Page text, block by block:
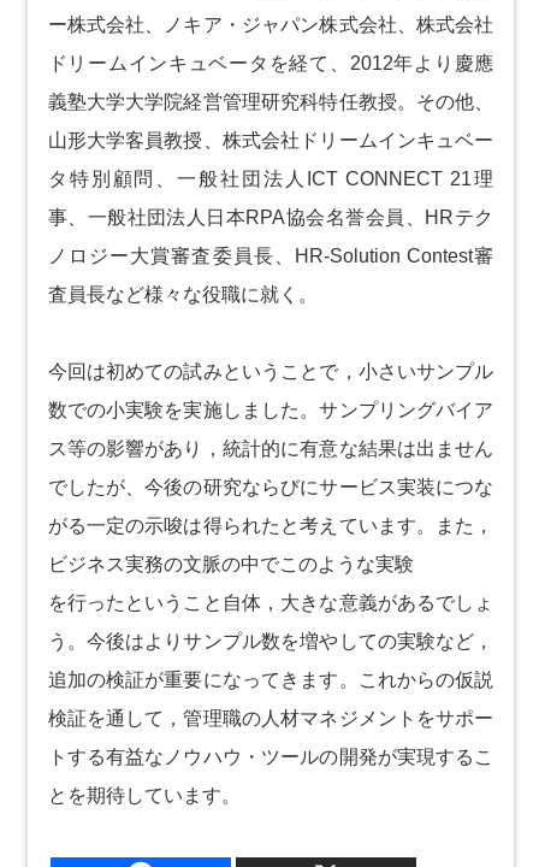
ー株式会社、ノキア・ジャパン株式会社、株式会社
ドリームインキュベータを経て、2012年より慶應
義塾大学大学院経営管理研究科特任教授。その他、
山形大学客員教授、株式会社ドリームインキュベー
タ特別顧問、一般社団法人ICT CONNECT 21理
事、一般社団法人日本RPA協会名誉会員、HRテク
ノロジー大賞審査委員長、HR-Solution Contest審
査員長など様々な役職に就く。
今回は初めての試みということで，小さいサンプル
数での小実験を実施しました。サンプリングバイア
ス等の影響があり，統計的に有意な結果は出ません
でしたが、今後の研究ならびにサービス実装につな
がる一定の示唆は得られたと考えています。また，
ビジネス実務の文脈の中でこのような実験
を行ったということ自体，大きな意義があるでしょ
う。今後はよりサンプル数を増やしての実験など，
追加の検証が重要になってきます。これからの仮説
検証を通して，管理職の人材マネジメントをサポー
トする有益なノウハウ・ツールの開発が実現するこ
とを期待しています。